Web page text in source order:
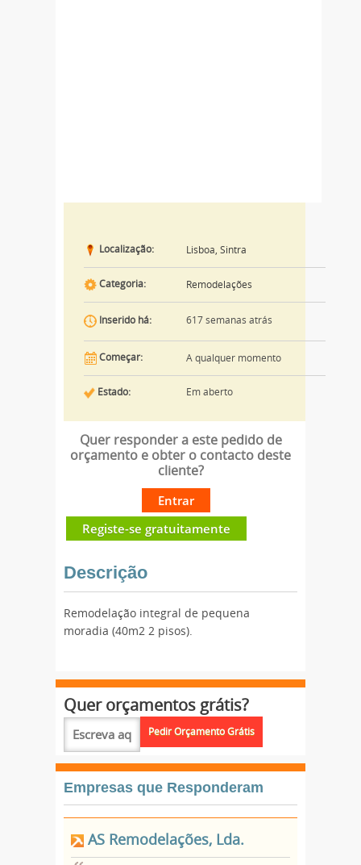
Localização: Lisboa, Sintra
Categoria: Remodelações
Inserido há: 617 semanas atrás
Começar: A qualquer momento
Estado: Em aberto
Quer responder a este pedido de
orçamento e obter o contacto deste
cliente?
Entrar
Registe-se gratuitamente
Descrição
Remodelação integral de pequena
moradia (40m2 2 pisos).
Quer orçamentos grátis?
Empresas que Responderam
AS Remodelações, Lda.